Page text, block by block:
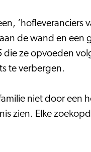
de wand en
die ze opvoeden
te verbergen.
niet door
zien. Elke